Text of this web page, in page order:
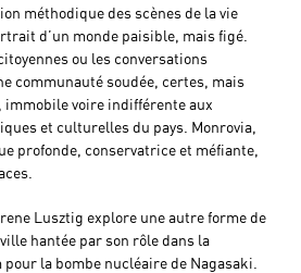
méthodique des scènes de la vie
d’un monde paisible, mais figé.
ou les conversations
communauté soudée, certes, mais
immobile voire indifférente aux
et culturelles du pays. Monrovia,
profonde, conservatrice et méfiante,
Lusztig explore une autre forme de
hantée par son rôle dans la
la bombe nucléaire de Nagasaki.